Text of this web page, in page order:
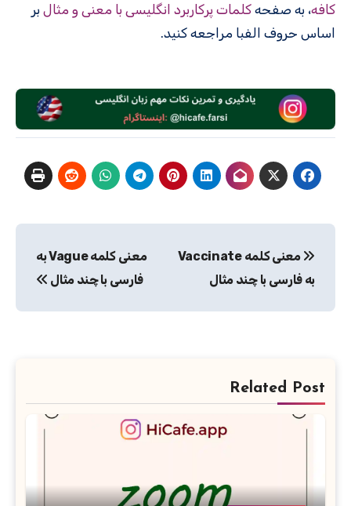
کافه، به صفحه کلمات پرکاربرد انگلیسی با معنی و مثال بر
اساس حروف الفبا مراجعه کنید.
نوشته
معنی کلمه Vaccinate
به فارسی با چند مثال
معنی کلمه Vague به
فارسی با چند مثال
Related Post